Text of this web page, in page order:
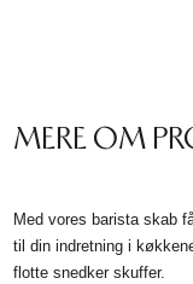
MERE OM
Med vores barista skab
til din indretning i
flotte snedker skuffer.